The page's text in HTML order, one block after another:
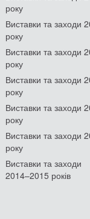
року
Виставки та заходи
року
Виставки та заходи
року
Виставки та заходи
року
Виставки та заходи
року
Виставки та заходи
року
Виставки та заходи
2014–2015 років